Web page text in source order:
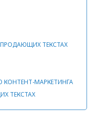
ТЕКСТАХ
МАРКЕТИНГА
ТЕКСТАХ